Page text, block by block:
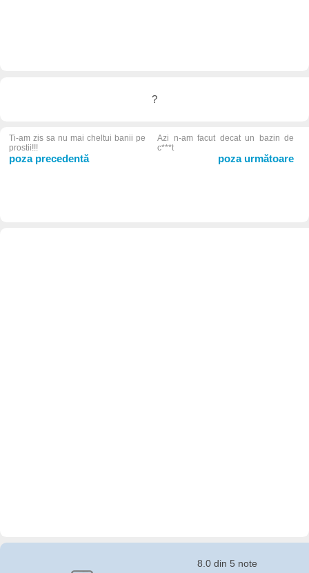
?
Ti-am zis sa nu mai cheltui banii pe
prostii!!!
poza precedentă
Azi n-am facut decat un bazin de
c***t
poza următoare
8.0 din 5 note